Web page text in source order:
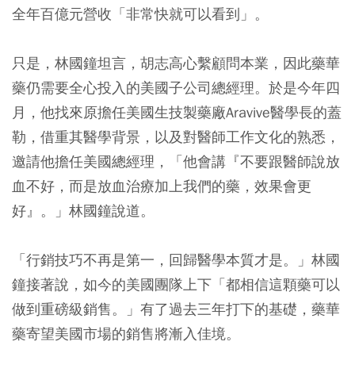
全年百億元營收「非常快就可以看到」。
只是，林國鐘坦言，胡志高心繫顧問本業，因此藥華
藥仍需要全心投入的美國子公司總經理。於是今年四
月，他找來原擔任美國生技製藥廠Aravive醫學長的蓋
勒，借重其醫學背景，以及對醫師工作文化的熟悉，
邀請他擔任美國總經理，「他會講『不要跟醫師說放
血不好，而是放血治療加上我們的藥，效果會更
好』。」林國鐘說道。
「行銷技巧不再是第一，回歸醫學本質才是。」林國
鐘接著說，如今的美國團隊上下「都相信這顆藥可以
做到重磅級銷售。」有了過去三年打下的基礎，藥華
藥寄望美國市場的銷售將漸入佳境。